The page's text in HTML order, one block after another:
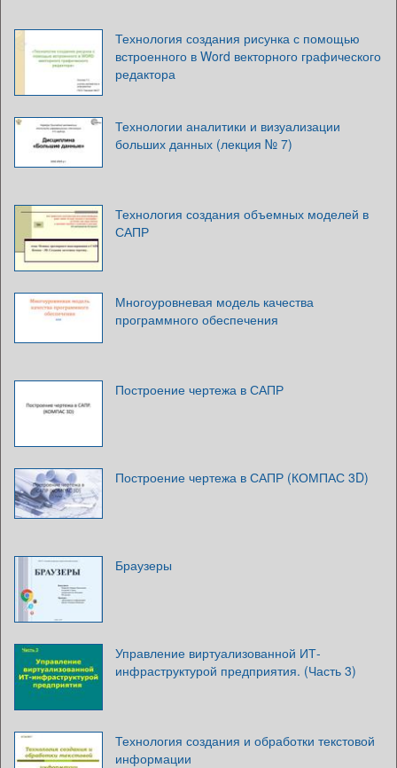
Технология создания рисунка с помощью
встроенного в Word векторного графического
редактора
Технологии аналитики и визуализации
больших данных (лекция № 7)
Технология создания объемных моделей в
САПР
Многоуровневая модель качества
программного обеспечения
Построение чертежа в САПР
Построение чертежа в САПР (КОМПАС 3D)
Браузеры
Управление виртуализованной ИТ-
инфраструктурой предприятия. (Часть 3)
Технология создания и обработки текстовой
информации